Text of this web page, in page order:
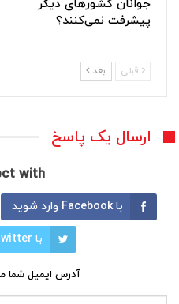
جوانان کشورهای دیگر
پیشرفت نمی‌کنند؟
قبلی بعد
ارسال یک پاسخ
with:
با Facebook وارد شوید
با Twitter وارد شوید
آدرس ایمیل شما